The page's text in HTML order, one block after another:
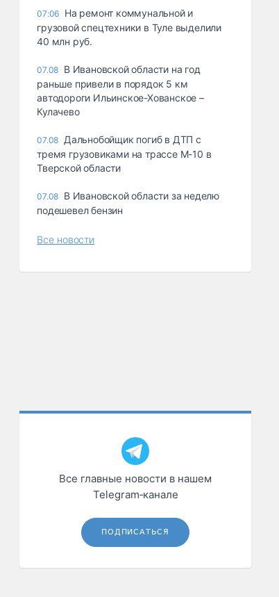
07:06 На ремонт коммунальной и
грузовой спецтехники в Туле выделили
40 млн руб.
07.08 В Ивановской области на год
раньше привели в порядок 5 км
автодороги Ильинское-Хованское –
Кулачево
07.08 Дальнобойщик погиб в ДТП с
тремя грузовиками на трассе М-10 в
Тверской области
07.08 В Ивановской области за неделю
подешевел бензин
Все новости
Все главные новости в нашем
Telegram‑канале
ПОДПИСАТЬСЯ